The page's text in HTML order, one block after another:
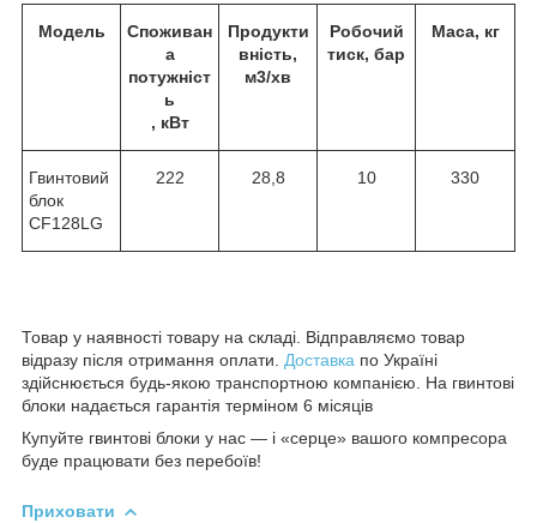
Модель
Споживан
а
потужніст
ь
, кВт
Продукти
вність,
м3/хв
Робочий
тиск, бар
Маса, кг
Гвинтовий
блок
CF128LG
222 28,8 10 330
Товар у наявності товару на складі. Відправляємо товар
відразу після отримання оплати. Доставка по Україні
здійснюється будь-якою транспортною компанією. На гвинтові
блоки надається гарантія терміном 6 місяців
Купуйте гвинтові блоки у нас — і «серце» вашого компресора
буде працювати без перебоїв!
Приховати